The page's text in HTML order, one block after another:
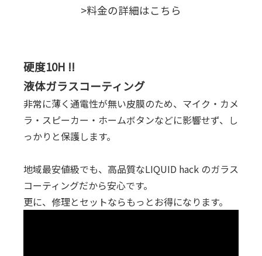
>料金の詳細はこちら
硬度10H !!
液体ガラスコーティング
非常に薄く通電性が無い皮膜のため、マイク・カメ
ラ・スピーカー・ホームボタンなどに影響せず、し
っかりと保護します。
地域最安値級でも、高品質なLIQUID hack のガラス
コーティングだから安心です。
更に、修理とセットならもっとお得になります。